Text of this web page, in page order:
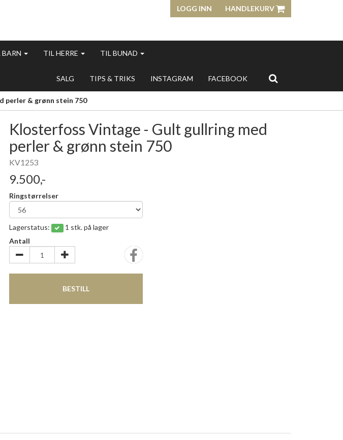
LOGG INN HANDLEKURV
BARN TIL HERRE TIL BUNAD
SALG TIPS & TRIKS INSTAGRAM FACEBOOK
perler & grønn stein 750
Klosterfoss Vintage - Gult gullring med
perler & grønn stein 750
KV1253
9.500,-
Ringstørrelser
Lagerstatus:
1 stk. på lager
Antall
BESTILL